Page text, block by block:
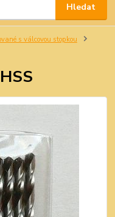
Hledat
s válcovou stopkou